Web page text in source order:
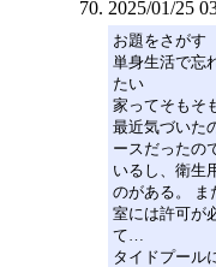
2025/01/25
お題をさがす
単身生活で忘
たい
家ってそもそ
最近気づいた
ースだったの
いるし、衛生
のがある。 ま
室には許可が
て…
タイドプール